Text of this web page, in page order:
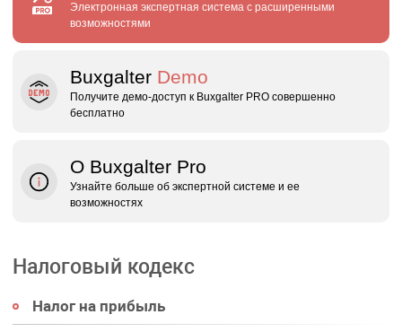
Электронная экспертная система с расширенными
возможностями
Buxgalter Demo
Получите демо‑доступ к Buxgalter PRO совершенно
бесплатно
О Buxgalter Pro
Узнайте больше об экспертной системе и ее
возможностях
Налоговый кодекс
Налог на прибыль